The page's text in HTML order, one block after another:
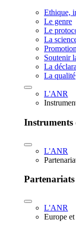
Ethique,
Le genre
Le
La
Soutenir
La
La qualité
L'ANR
Instruments
L'ANR
Partenariats
L'ANR
Europe